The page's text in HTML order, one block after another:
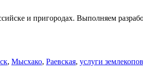
и пригородах. Выполняем
, Мысхако, Раевская, услуги землекопов